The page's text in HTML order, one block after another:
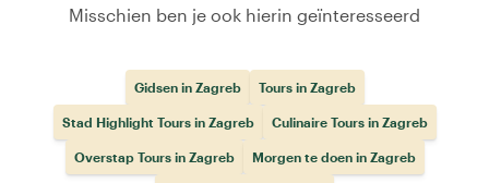
Misschien ben je ook hierin geïnteresseerd
Gidsen in Zagreb Tours in Zagreb
Stad Highlight Tours in Zagreb Culinaire Tours in Zagreb
Overstap Tours in Zagreb Morgen te doen in Zagreb